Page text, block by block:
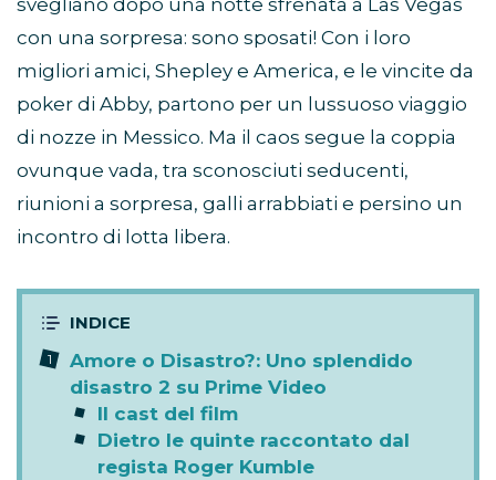
con una sorpresa: sono sposati! Con i loro
migliori amici, Shepley e America, e le vincite da
poker di Abby, partono per un lussuoso viaggio
di nozze in Messico. Ma il caos segue la coppia
ovunque vada, tra sconosciuti seducenti,
riunioni a sorpresa, galli arrabbiati e persino un
incontro di lotta libera.
Amore o Disastro?: Uno splendido
disastro 2 su Prime Video
Il cast del film
Dietro le quinte raccontato dal
regista Roger Kumble